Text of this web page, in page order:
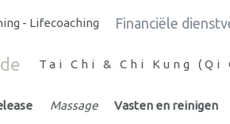
- Lifecoaching Financiële
Tai Chi & Chi Kung (Qi
Massage Vasten en reinigen